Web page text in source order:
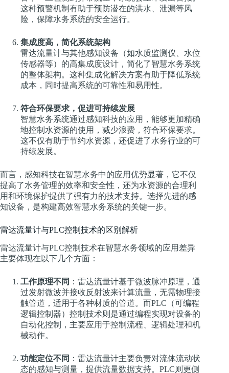
这种预警机制有助于预防潜在的洪水、泄漏等风
险，保障水务系统的安全运行。
集成度高，简化系统架构
雷达流量计与其他感知设备（如水质监测仪、水位
传感器等）的高集成度设计，简化了智慧水务系统
的整体架构。这种集成化解决方案有助于降低系统
成本，同时提高系统的可靠性和易用性。
符合环保要求，促进可持续发展
智慧水务系统通过感知科技的应用，能够更加精确
地控制水资源的使用，减少浪费，符合环保要求。
这不仅有助于节约水资源，还促进了水务行业的可
持续发展。
而言，感知科技在智慧水务中的应用优势显著，它不仅
提高了水务管理的效率和安全性，还为水资源的合理利
用和环境保护提供了强有力的技术支持。选择先进的感
知设备，是构建高效智慧水务系统的关键一步。
雷达流量计与PLC控制技术的区别解析
雷达流量计与PLC控制技术在智慧水务领域的应用差异
主要体现在以下几个方面：
工作原理不同 ：雷达流量计基于微波脉冲原理，通
过发射微波并接收反射波来计算流量，无需物理接
触管道，适用于各种材质的管道。而PLC（可编程
逻辑控制器）控制技术则是通过编程实现对设备的
自动化控制，主要应用于控制流程、逻辑处理和机
械动作。
功能定位不同 ：雷达流量计主要负责对流体流动状
态的感知与测量，提供流量数据支持。PLC则更侧